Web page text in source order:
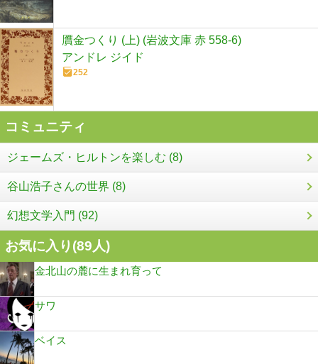
贋金つくり (上) (岩波文庫 赤 558-6)
アンドレ ジイド
252
コミュニティ
ジェームズ・ヒルトンを楽しむ (8)
谷山浩子さんの世界 (8)
幻想文学入門 (92)
お気に入り(89人)
金北山の麓に生まれ育って
サワ
ベイス